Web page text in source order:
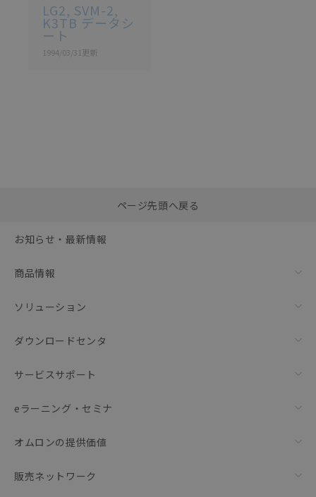
LG2, SVM-2,
K3TB データシ
ート
1994/03/31更新
括ダウンロード
ページ先頭へ戻る
お知らせ・最新情報
商品情報
ソリューション
ダウンロードセンタ
サービスサポート
eラーニング・セミナ
オムロンの提供価値
販売ネットワーク